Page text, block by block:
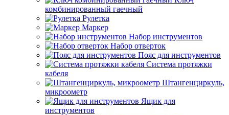
комбинированный гаечный
Рулетка
Маркер
Набор инструментов
Набор отверток
Пояс для инструментов
Система протяжки
кабеля
Штангенциркуль,
микроометр
Ящик для
инструментов